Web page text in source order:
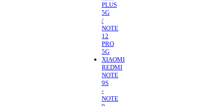
PLUS
5G
/
NOTE
12
PRO
5G
XIAOMI
REDMI
NOTE
9S
-
NOTE